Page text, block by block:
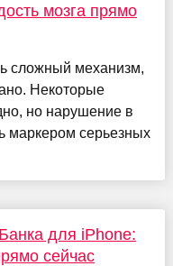
мозга прямо
сложный механизм,
Некоторые
но нарушение в
маркером серьезных
для iPhone:
сейчас